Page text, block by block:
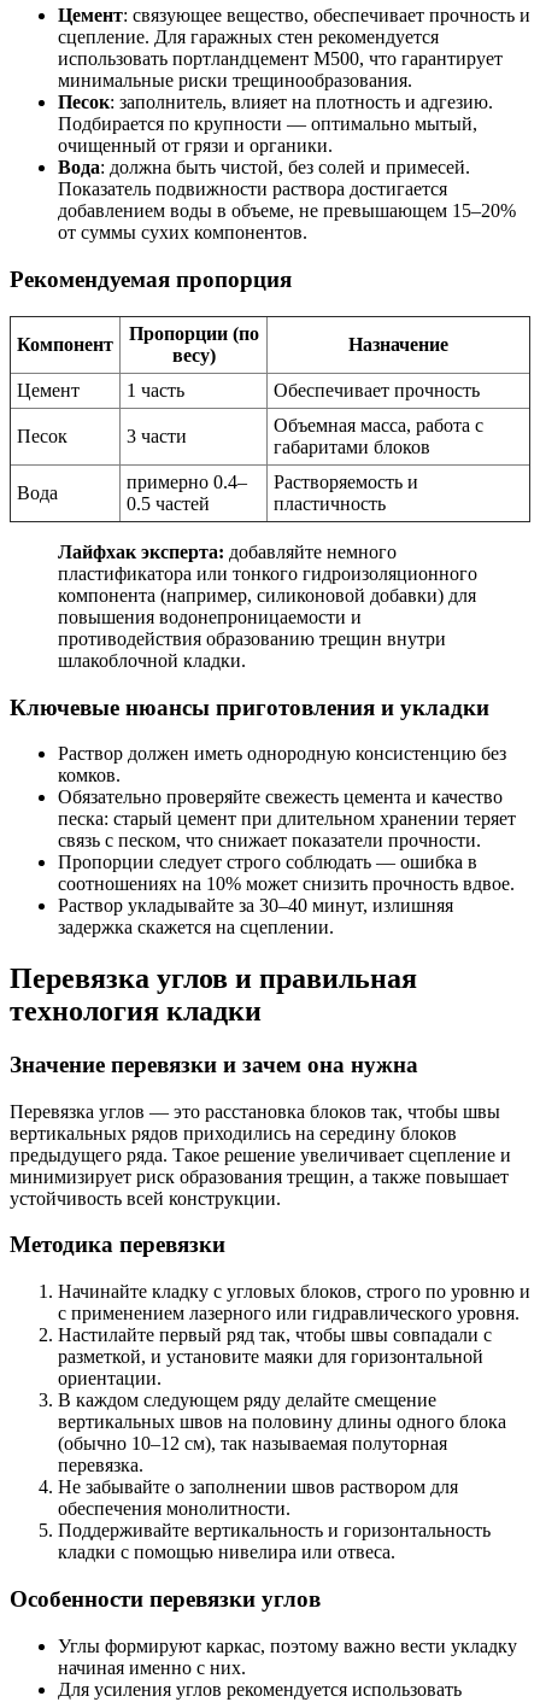
Цемент: связующее вещество, обеспечивает прочность и
сцепление. Для гаражных стен рекомендуется
использовать портландцемент М500, что гарантирует
минимальные риски трещинообразования.
Песок: заполнитель, влияет на плотность и адгезию.
Подбирается по крупности — оптимально мытый,
очищенный от грязи и органики.
Вода: должна быть чистой, без солей и примесей.
Показатель подвижности раствора достигается
добавлением воды в объеме, не превышающем 15–20%
от суммы сухих компонентов.
Рекомендуемая пропорция
Компонент
Пропорции (по
весу)
Назначение
Цемент 1 часть Обеспечивает прочность
Песок 3 части
Объемная масса, работа с
габаритами блоков
Вода
примерно 0.4–
0.5 частей
Растворяемость и
пластичность
Лайфхак эксперта: добавляйте немного
пластификатора или тонкого гидроизоляционного
компонента (например, силиконовой добавки) для
повышения водонепроницаемости и
противодействия образованию трещин внутри
шлакоблочной кладки.
Ключевые нюансы приготовления и укладки
Раствор должен иметь однородную консистенцию без
комков.
Обязательно проверяйте свежесть цемента и качество
песка: старый цемент при длительном хранении теряет
связь с песком, что снижает показатели прочности.
Пропорции следует строго соблюдать — ошибка в
соотношениях на 10% может снизить прочность вдвое.
Раствор укладывайте за 30–40 минут, излишняя
задержка скажется на сцеплении.
Перевязка углов и правильная
технология кладки
Значение перевязки и зачем она нужна
Перевязка углов — это расстановка блоков так, чтобы швы
вертикальных рядов приходились на середину блоков
предыдущего ряда. Такое решение увеличивает сцепление и
минимизирует риск образования трещин, а также повышает
устойчивость всей конструкции.
Методика перевязки
Начинайте кладку с угловых блоков, строго по уровню и
с применением лазерного или гидравлического уровня.
Настилайте первый ряд так, чтобы швы совпадали с
разметкой, и установите маяки для горизонтальной
ориентации.
В каждом следующем ряду делайте смещение
вертикальных швов на половину длины одного блока
(обычно 10–12 см), так называемая полуторная
перевязка.
Не забывайте о заполнении швов раствором для
обеспечения монолитности.
Поддерживайте вертикальность и горизонтальность
кладки с помощью нивелира или отвеса.
Особенности перевязки углов
Углы формируют каркас, поэтому важно вести укладку
начиная именно с них.
Для усиления углов рекомендуется использовать